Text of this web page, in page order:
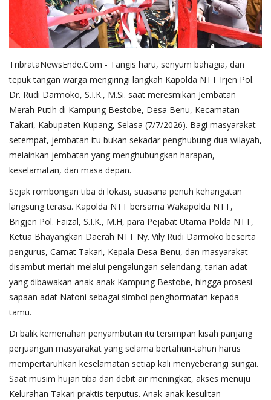
TribrataNewsEnde.Com - Tangis haru, senyum bahagia, dan
tepuk tangan warga mengiringi langkah Kapolda NTT Irjen Pol.
Dr. Rudi Darmoko, S.I.K., M.Si. saat meresmikan Jembatan
Merah Putih di Kampung Bestobe, Desa Benu, Kecamatan
Takari, Kabupaten Kupang, Selasa (7/7/2026). Bagi masyarakat
setempat, jembatan itu bukan sekadar penghubung dua wilayah,
melainkan jembatan yang menghubungkan harapan,
keselamatan, dan masa depan.
Sejak rombongan tiba di lokasi, suasana penuh kehangatan
langsung terasa. Kapolda NTT bersama Wakapolda NTT,
Brigjen Pol. Faizal, S.I.K., M.H, para Pejabat Utama Polda NTT,
Ketua Bhayangkari Daerah NTT Ny. Vily Rudi Darmoko beserta
pengurus, Camat Takari, Kepala Desa Benu, dan masyarakat
disambut meriah melalui pengalungan selendang, tarian adat
yang dibawakan anak-anak Kampung Bestobe, hingga prosesi
sapaan adat Natoni sebagai simbol penghormatan kepada
tamu.
Di balik kemeriahan penyambutan itu tersimpan kisah panjang
perjuangan masyarakat yang selama bertahun-tahun harus
mempertaruhkan keselamatan setiap kali menyeberangi sungai.
Saat musim hujan tiba dan debit air meningkat, akses menuju
Kelurahan Takari praktis terputus. Anak-anak kesulitan